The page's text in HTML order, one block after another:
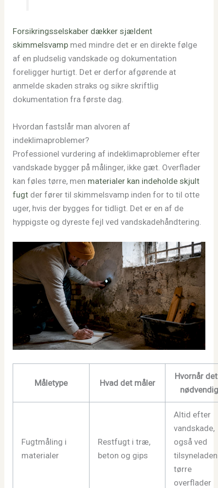
Forsikringsselskaber dækker sjældent
skimmelsvamp med mindre det er en direkte følge
af en pludselig vandskade og dokumentation
foreligger hurtigt. Det er derfor afgørende at
anmelde skaden straks og sikre skriftlig
dokumentation fra første dag.
Hvordan fastslår man alvoren af
indeklimaproblemer?
Professionel vurdering af indeklimaproblemer efter
vandskade bygger på målinger, ikke gæt. Overflader
kan føles tørre, men materialer kan indeholde skjult
fugt der fører til skimmelsvamp inden for to til otte
uger, hvis der bygges for tidligt. Det er en af de
hyppigste og dyreste fejl ved vandskadehåndtering.
Måletype Hvad det måler
Hvornår
Fugtmåling i
materialer
Restfugt i træ,
beton og gips
Altid efter
vandskade,
også ved
tørre
overflader